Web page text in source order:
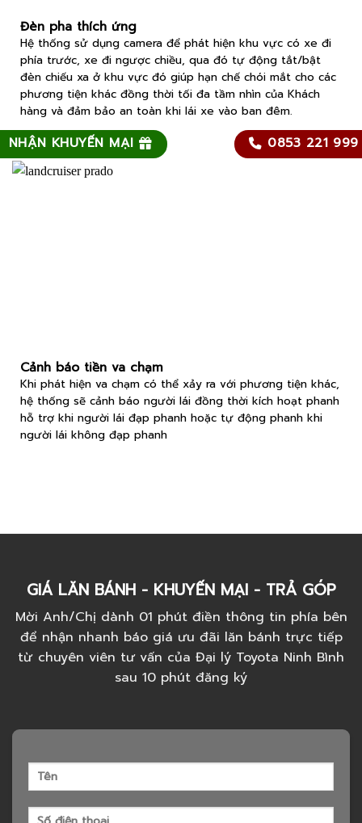
Đèn pha thích ứng
Hệ thống sử dụng camera để phát hiện khu vực có xe đi
phía trước, xe đi ngược chiều, qua đó tự động tắt/bật
đèn chiếu xa ở khu vực đó giúp hạn chế chói mắt cho các
phương tiện khác đồng thời tối đa tầm nhìn của Khách
hàng và đảm bảo an toàn khi lái xe vào ban đêm.
Cảnh báo tiền va chạm
Khi phát hiện va chạm có thể xảy ra với phương tiện khác,
hệ thống sẽ cảnh báo người lái đồng thời kích hoạt phanh
hỗ trợ khi người lái đạp phanh hoặc tự động phanh khi
người lái không đạp phanh
GIÁ LĂN BÁNH - KHUYẾN MẠI - TRẢ GÓP
Mời Anh/Chị dành 01 phút điền thông tin phía bên
để nhận nhanh báo giá ưu đãi lăn bánh trực tiếp
từ chuyên viên tư vấn của Đại lý Toyota Ninh Bình
sau 10 phút đăng ký
0853 221 999
NHẬN KHUYẾN MẠI